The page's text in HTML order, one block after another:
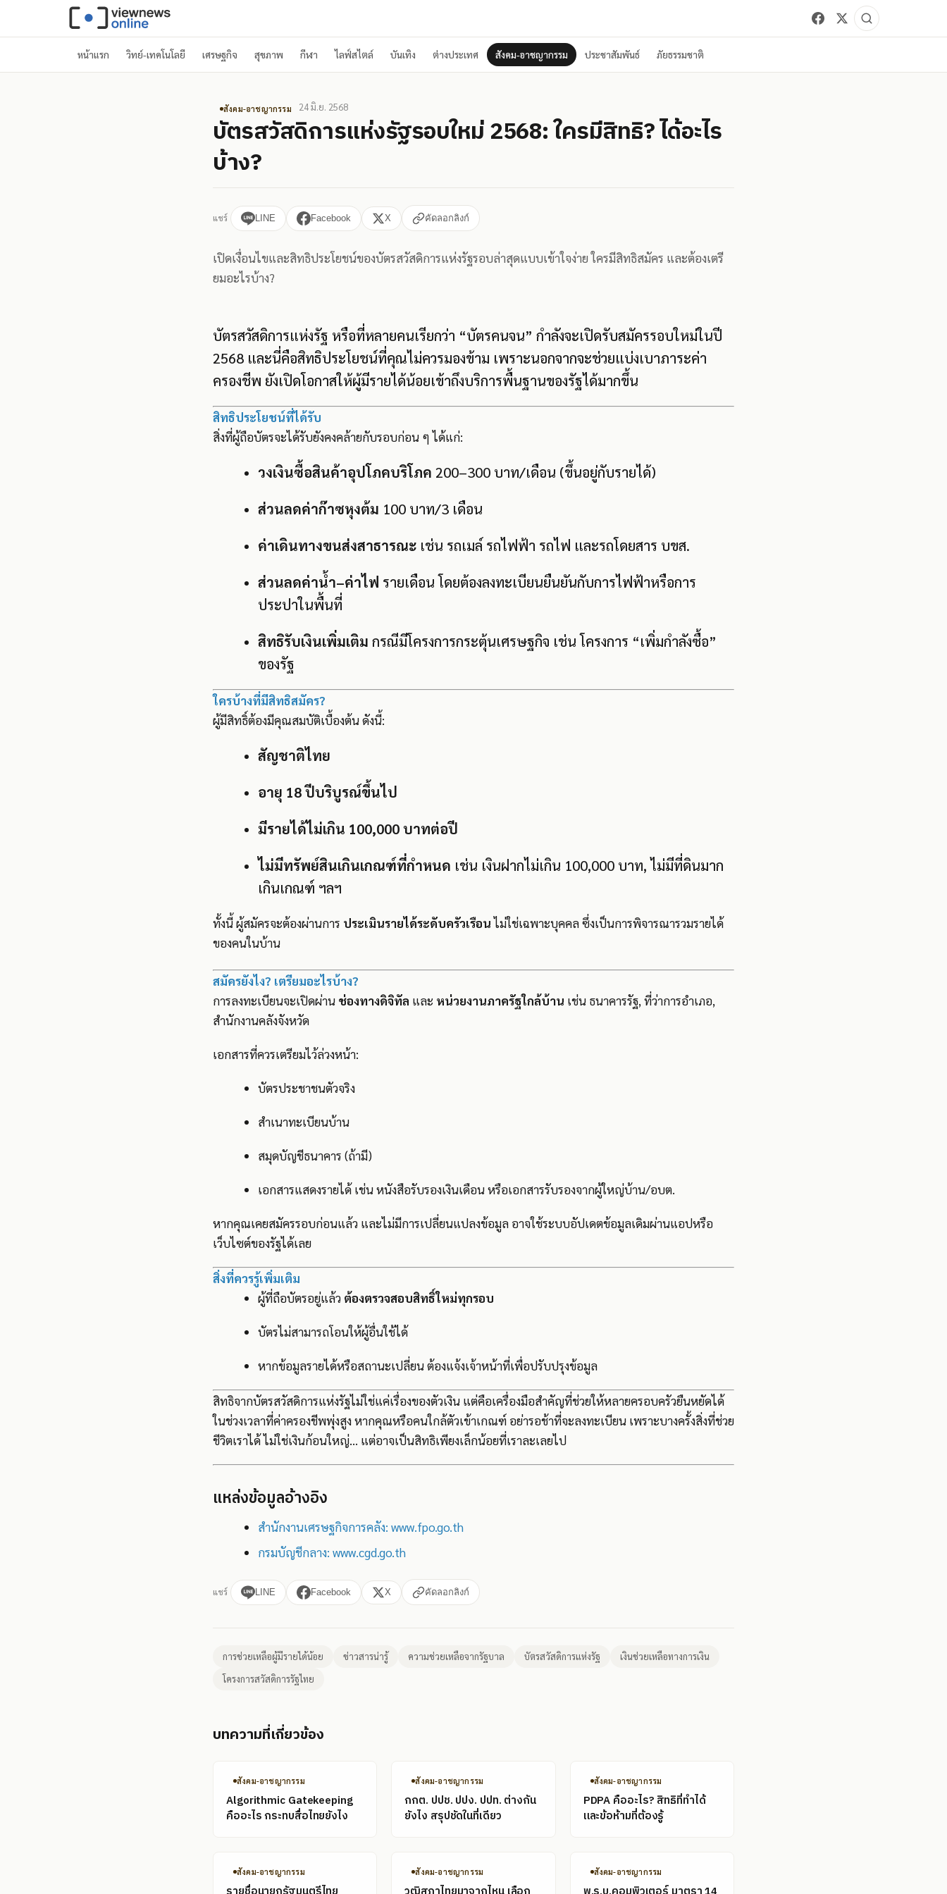
หน้าแรก วิทย์-เทคโนโลยี เศรษฐกิจ สุขภาพ กีฬา ไลฟ์สไตล์ บันเทิง ต่างประเทศ สังคม-อาชญากรรม ประชาสัมพันธ์ ภัยธรรมชาติ
สังคม-อาชญากรรม 24 มิ.ย. 2568
บัตรสวัสดิการแห่งรัฐรอบใหม่ 2568: ใครมีสิทธิ? ได้อะไร
บ้าง?
แชร์ LINE Facebook X คัดลอกลิงก์
เปิดเงื่อนไขและสิทธิประโยชน์ของบัตรสวัสดิการแห่งรัฐรอบล่าสุดแบบเข้าใจง่าย ใครมีสิทธิสมัคร และต้องเตรี
ยมอะไรบ้าง?
บัตรสวัสดิการแห่งรัฐ หรือที่หลายคนเรียกว่า “บัตรคนจน” กำลังจะเปิดรับสมัครรอบใหม่ในปี
2568 และนี่คือสิทธิประโยชน์ที่คุณไม่ควรมองข้าม เพราะนอกจากจะช่วยแบ่งเบาภาระค่า
ครองชีพ ยังเปิดโอกาสให้ผู้มีรายได้น้อยเข้าถึงบริการพื้นฐานของรัฐได้มากขึ้น
สิทธิประโยชน์ที่ได้รับ
สิ่งที่ผู้ถือบัตรจะได้รับยังคงคล้ายกับรอบก่อน ๆ ได้แก่:
วงเงินซื้อสินค้าอุปโภคบริโภค 200–300 บาท/เดือน (ขึ้นอยู่กับรายได้)
ส่วนลดค่าก๊าซหุงต้ม 100 บาท/3 เดือน
ค่าเดินทางขนส่งสาธารณะ เช่น รถเมล์ รถไฟฟ้า รถไฟ และรถโดยสาร บขส.
ส่วนลดค่าน้ำ–ค่าไฟ รายเดือน โดยต้องลงทะเบียนยืนยันกับการไฟฟ้าหรือการ
ประปาในพื้นที่
สิทธิรับเงินเพิ่มเติม กรณีมีโครงการกระตุ้นเศรษฐกิจ เช่น โครงการ “เพิ่มกำลังซื้อ”
ของรัฐ
ใครบ้างที่มีสิทธิสมัคร?
ผู้มีสิทธิ์ต้องมีคุณสมบัติเบื้องต้น ดังนี้:
สัญชาติไทย
อายุ 18 ปีบริบูรณ์ขึ้นไป
มีรายได้ไม่เกิน 100,000 บาทต่อปี
ไม่มีทรัพย์สินเกินเกณฑ์ที่กำหนด เช่น เงินฝากไม่เกิน 100,000 บาท, ไม่มีที่ดินมาก
เกินเกณฑ์ ฯลฯ
ทั้งนี้ ผู้สมัครจะต้องผ่านการ ประเมินรายได้ระดับครัวเรือนไม่ใช่เฉพาะบุคคล ซึ่งเป็นการพิจารณารวมรายได้
ของคนในบ้าน
สมัครยังไง? เตรียมอะไรบ้าง?
การลงทะเบียนจะเปิดผ่าน ช่องทางดิจิทัล และ หน่วยงานภาครัฐใกล้บ้าน เช่น ธนาคารรัฐ, ที่ว่าการอำเภอ,
สำนักงานคลังจังหวัด
เอกสารที่ควรเตรียมไว้ล่วงหน้า:
บัตรประชาชนตัวจริง
สำเนาทะเบียนบ้าน
สมุดบัญชีธนาคาร (ถ้ามี)
เอกสารแสดงรายได้ เช่น หนังสือรับรองเงินเดือน หรือเอกสารรับรองจากผู้ใหญ่บ้าน/อบต.
หากคุณเคยสมัครรอบก่อนแล้ว และไม่มีการเปลี่ยนแปลงข้อมูล อาจใช้ระบบอัปเดตข้อมูลเดิมผ่านแอปหรือ
เว็บไซต์ของรัฐได้เลย
สิ่งที่ควรรู้เพิ่มเติม
ผู้ที่ถือบัตรอยู่แล้ว ต้องตรวจสอบสิทธิ์ใหม่ทุกรอบ
บัตรไม่สามารถโอนให้ผู้อื่นใช้ได้
หากข้อมูลรายได้หรือสถานะเปลี่ยน ต้องแจ้งเจ้าหน้าที่เพื่อปรับปรุงข้อมูล
สิทธิจากบัตรสวัสดิการแห่งรัฐไม่ใช่แค่เรื่องของตัวเงิน แต่คือเครื่องมือสำคัญที่ช่วยให้หลายครอบครัวยืนหยัดได้
ในช่วงเวลาที่ค่าครองชีพพุ่งสูง หากคุณหรือคนใกล้ตัวเข้าเกณฑ์ อย่ารอช้าที่จะลงทะเบียน เพราะบางครั้งสิ่งที่ช่วย
ชีวิตเราได้ ไม่ใช่เงินก้อนใหญ่... แต่อาจเป็นสิทธิเพียงเล็กน้อยที่เราละเลยไป
แหล่งข้อมูลอ้างอิง
สำนักงานเศรษฐกิจการคลัง: www.fpo.go.th
กรมบัญชีกลาง: www.cgd.go.th
แชร์ LINE Facebook X คัดลอกลิงก์
การช่วยเหลือผู้มีรายได้น้อย ข่าวสารน่ารู้ ความช่วยเหลือจากรัฐบาล บัตรสวัสดิการแห่งรัฐ
เงินช่วยเหลือทางการเงิน
โครงการสวัสดิการรัฐไทย
บทความที่เกี่ยวข้อง
สังคม-อาชญากรรม
Algorithmic Gatekeeping
คืออะไร กระทบสื่อไทยยังไง
สังคม-อาชญากรรม
กกต. ปปช. ปปง. ปปท. ต่างกัน
ยังไง สรุปชัดในที่เดียว
สังคม-อาชญากรรม
PDPA คืออะไร? สิทธิที่ทำได้
และข้อห้ามที่ต้องรู้
สังคม-อาชญากรรม สังคม-อาชญากรรม สังคม-อาชญากรรม